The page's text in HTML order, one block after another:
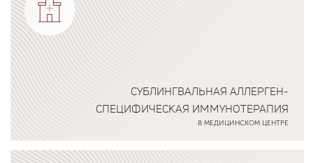
СУБЛИНГВАЛЬНАЯ АЛЛЕРГЕН-
СПЕЦИФИЧЕСКАЯ ИММУНОТЕРАПИЯ
В МЕДИЦИНСКОМ ЦЕНТРЕ
Подробнее о программе